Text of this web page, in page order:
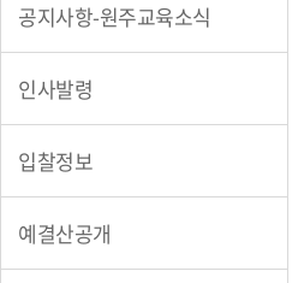
공지사항-원주교육소식
인사발령
입찰정보
예결산공개